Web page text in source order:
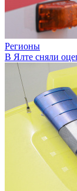
Регионы
В Ялте сняли